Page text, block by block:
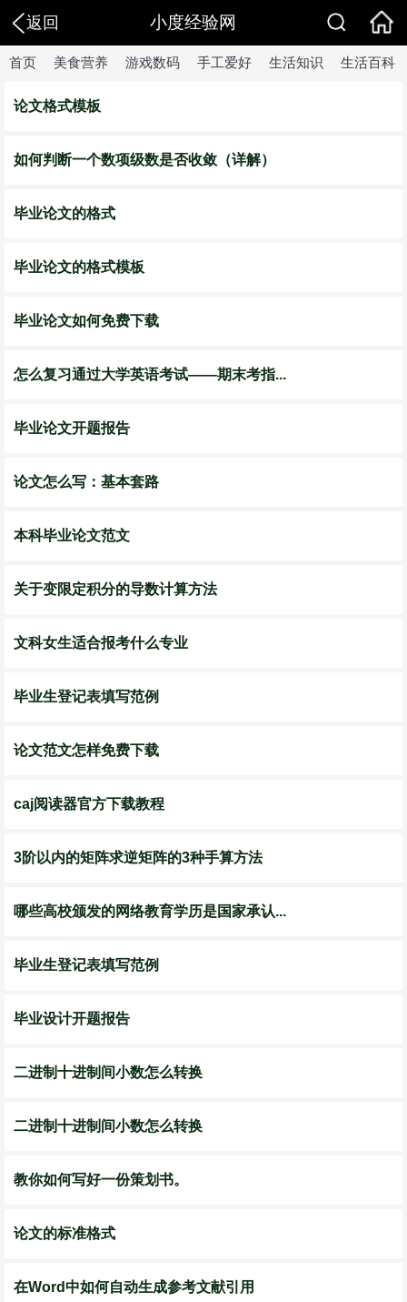
返回 小度经验网
首页 美食营养 游戏数码 手工爱好 生活知识 生活百科
论文格式模板
如何判断一个数项级数是否收敛（详解）
毕业论文的格式
毕业论文的格式模板
毕业论文如何免费下载
怎么复习通过大学英语考试——期末考指...
毕业论文开题报告
论文怎么写：基本套路
本科毕业论文范文
关于变限定积分的导数计算方法
文科女生适合报考什么专业
毕业生登记表填写范例
论文范文怎样免费下载
caj阅读器官方下载教程
3阶以内的矩阵求逆矩阵的3种手算方法
哪些高校颁发的网络教育学历是国家承认...
毕业生登记表填写范例
毕业设计开题报告
二进制十进制间小数怎么转换
二进制十进制间小数怎么转换
教你如何写好一份策划书。
论文的标准格式
在Word中如何自动生成参考文献引用